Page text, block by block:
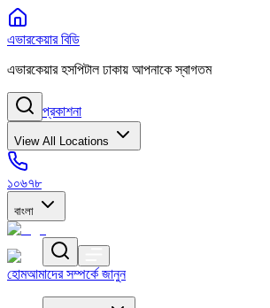
এভারকেয়ার বিডি
এভারকেয়ার হসপিটাল ঢাকায় আপনাকে স্বাগতম
প্রকাশনা
View All Locations
১০৬৭৮
বাংলা
হোমআমাদের সম্পর্কে জানুন